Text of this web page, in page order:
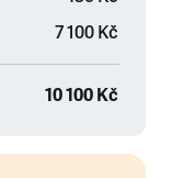
7 100 Kč
10 100 Kč